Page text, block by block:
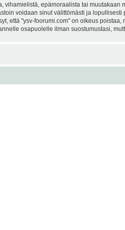
vihamielistä, epämoraalista tai
voidaan sinut välittömästi ja
että "ysv-foorumi.com" on oikeus
osapuolelle ilman suostumustasi,